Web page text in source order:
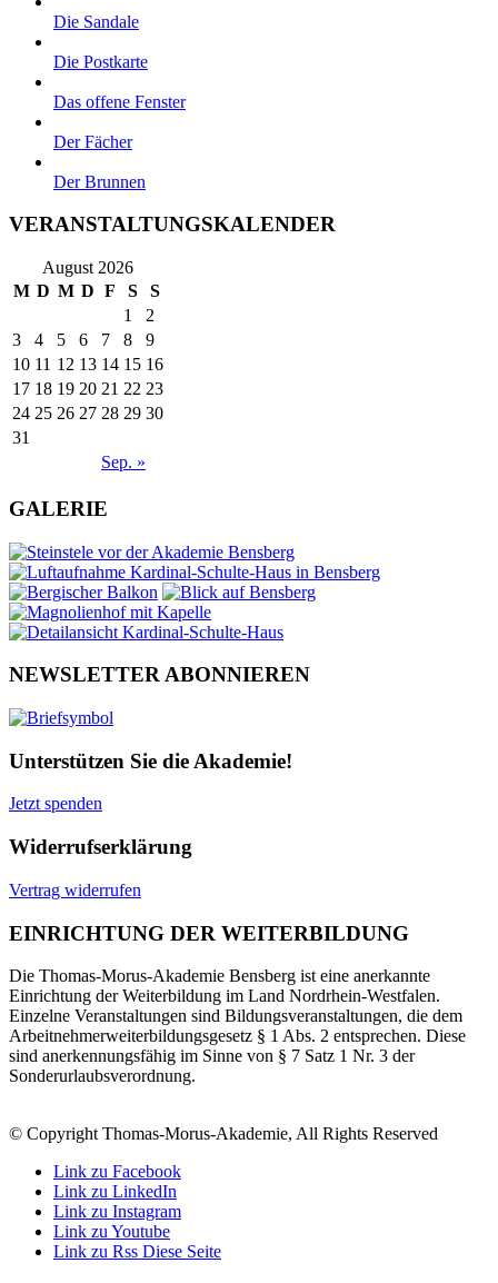
Die Sandale
Die Postkarte
Das offene Fenster
Der Fächer
Der Brunnen
VERANSTALTUNGSKALENDER
August 2026
M D M D F S S
Sep. »
1
2
3
4 5 6 7 8
9
10 11 12 13 14 15 16
17 18 19 20 21 22 23
24 25 26 27 28 29 30
31
GALERIE
NEWSLETTER ABONNIEREN
Unterstützen Sie die Akademie!
Jetzt spenden
Widerrufserklärung
Vertrag widerrufen
EINRICHTUNG DER WEITERBILDUNG
Die Thomas-Morus-Akademie Bensberg ist eine anerkannte
Einrichtung der Weiterbildung im Land Nordrhein-Westfalen.
Einzelne Veranstaltungen sind Bildungsveranstaltungen, die dem
Arbeitnehmerweiterbildungsgesetz § 1 Abs. 2 entsprechen. Diese
sind anerkennungsfähig im Sinne von § 7 Satz 1 Nr. 3 der
Sonderurlaubsverordnung.
© Copyright Thomas-Morus-Akademie, All Rights Reserved
Link zu Facebook
Link zu LinkedIn
Link zu Instagram
Link zu Youtube
Link zu Rss Diese Seite